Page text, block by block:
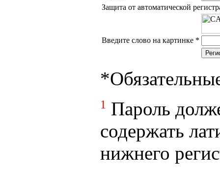
Защита от автоматической
Введите слово на картинке *
*
1 Пароль
содержать
нижнего